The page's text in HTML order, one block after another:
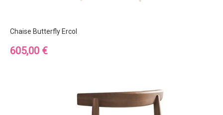
Chaise Butterfly Ercol
Prix
605,00 €